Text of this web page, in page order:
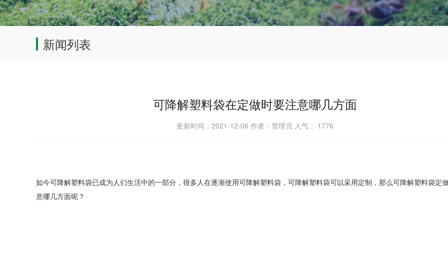
新闻列表
可降解塑料袋在定做时要注意哪几方面
更新时间：2021-12-06 作者：管理员 人气： 1776
如今可降解塑料袋已成为人们生活中的一部分，很多人在逐渐使用可降解塑料袋，可降解塑料袋可以采用定制，那么可降解塑料袋定
意哪几方面呢？